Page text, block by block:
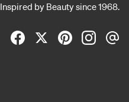
Inspired by Beauty since 1968.